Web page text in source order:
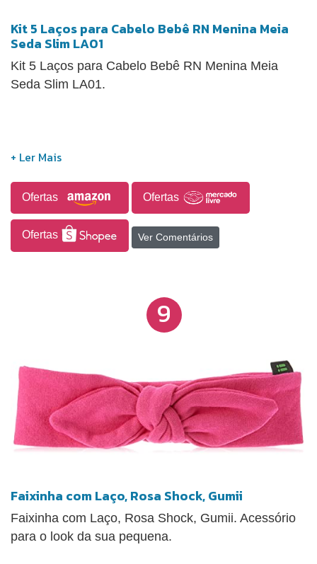
Kit 5 Laços para Cabelo Bebê RN Menina Meia
Seda Slim LA01
Kit 5 Laços para Cabelo Bebê RN Menina Meia
Seda Slim LA01.
Ofertas Ofertas
Ofertas Ver Comentários
9
Faixinha com Laço, Rosa Shock, Gumii
Faixinha com Laço, Rosa Shock, Gumii. Acessório
para o look da sua pequena.